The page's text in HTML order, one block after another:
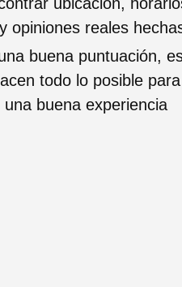
opiniones reales
buena puntuación,
todo lo posible
buena experiencia